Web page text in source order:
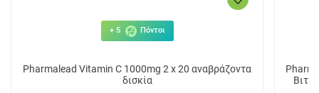
+ 5 Πόντοι
Pharmalead Vitamin C 1000mg 2 x 20 αναβράζοντα
δισκία